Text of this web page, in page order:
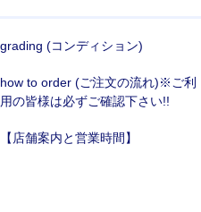
grading (コンディション)
how to order (ご注文の流れ)※ご利
用の皆様は必ずご確認下さい!!
【店舗案内と営業時間】